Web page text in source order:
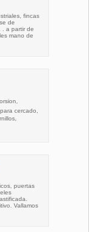
fincas
de
. a partir de
mano de
cercado,
puertas
Vallamos